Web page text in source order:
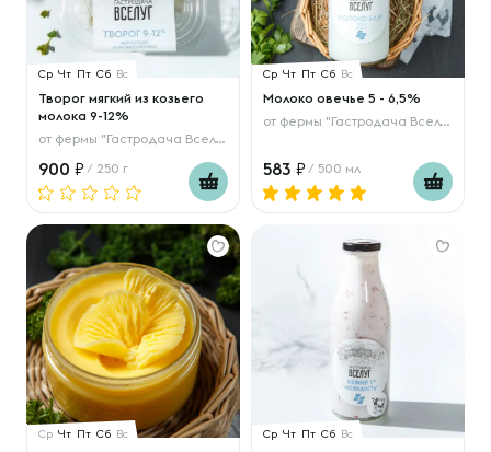
Ср Чт Пт Сб Вс
Творог мягкий из козьего
молока 9-12%
от фермы "Гастродача Вселуг"
900 / 250 г
Ср Чт Пт Сб Вс
Молоко овечье 5 - 6,5%
от фермы "Гастродача Вселуг"
583 / 500 мл
Ср Чт Пт Сб Вс Ср Чт Пт Сб Вс